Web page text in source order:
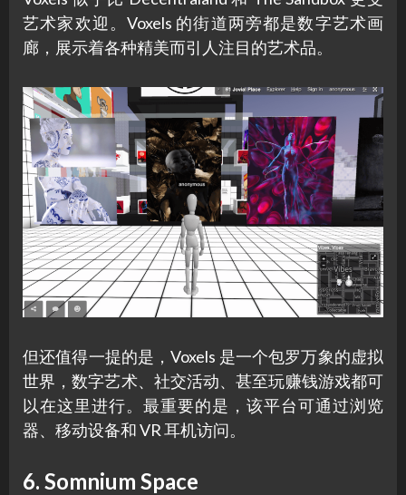
艺术家欢迎。Voxels 的街道两旁都是数字艺术画
廊，展示着各种精美而引人注目的艺术品。
但还值得一提的是，Voxels 是一个包罗万象的虚拟
世界，数字艺术、社交活动、甚至玩赚钱游戏都可
以在这里进行。最重要的是，该平台可通过浏览
器、移动设备和 VR 耳机访问。
6. Somnium Space